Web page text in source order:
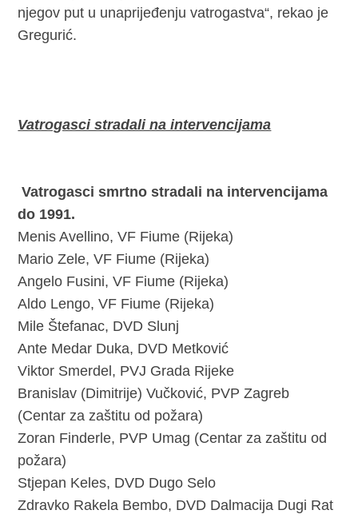
njegov put u unaprijeđenju vatrogastva“, rekao je
Gregurić.
Vatrogasci stradali na intervencijama
Vatrogasci smrtno stradali na intervencijama
do 1991.
Menis Avellino, VF Fiume (Rijeka)
Mario Zele, VF Fiume (Rijeka)
Angelo Fusini, VF Fiume (Rijeka)
Aldo Lengo, VF Fiume (Rijeka)
Mile Štefanac, DVD Slunj
Ante Medar Duka, DVD Metković
Viktor Smerdel, PVJ Grada Rijeke
Branislav (Dimitrije) Vučković, PVP Zagreb
(Centar za zaštitu od požara)
Zoran Finderle, PVP Umag (Centar za zaštitu od
požara)
Stjepan Keles, DVD Dugo Selo
Zdravko Rakela Bembo, DVD Dalmacija Dugi Rat